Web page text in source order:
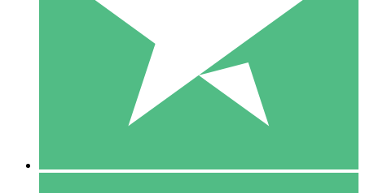
1 Téléchargement
10 00